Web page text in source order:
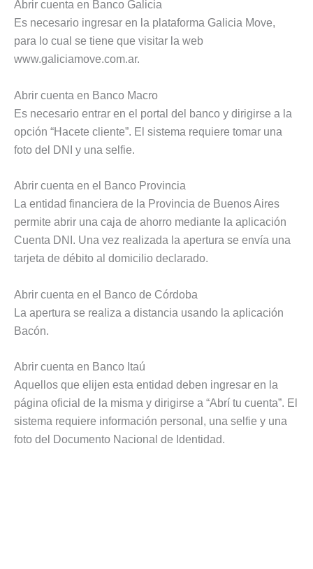
Abrir cuenta en Banco Galicia
Es necesario ingresar en la plataforma Galicia Move,
para lo cual se tiene que visitar la web
www.galiciamove.com.ar.
Abrir cuenta en Banco Macro
Es necesario entrar en el portal del banco y dirigirse a la
opción “Hacete cliente”. El sistema requiere tomar una
foto del DNI y una selfie.
Abrir cuenta en el Banco Provincia
La entidad financiera de la Provincia de Buenos Aires
permite abrir una caja de ahorro mediante la aplicación
Cuenta DNI. Una vez realizada la apertura se envía una
tarjeta de débito al domicilio declarado.
Abrir cuenta en el Banco de Córdoba
La apertura se realiza a distancia usando la aplicación
Bacón.
Abrir cuenta en Banco Itaú
Aquellos que elijen esta entidad deben ingresar en la
página oficial de la misma y dirigirse a “Abrí tu cuenta”. El
sistema requiere información personal, una selfie y una
foto del Documento Nacional de Identidad.